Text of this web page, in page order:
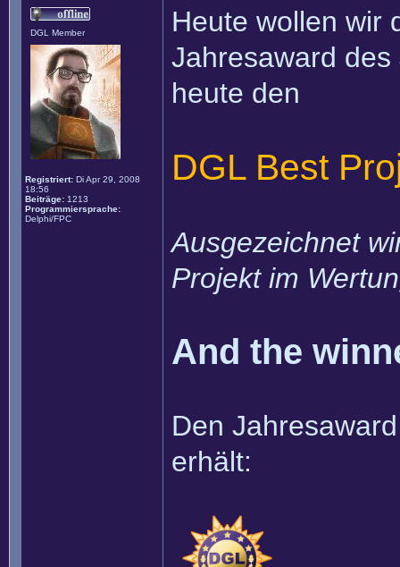
DGL Member
Registriert: Di Apr 29, 2008
18:56
Beiträge: 1213
Programmiersprache:
Delphi/FPC
Heute wollen wir
Jahresaward
heute den
DGL Best
Ausgezeichnet
Projekt im
And the
Den
erhält: